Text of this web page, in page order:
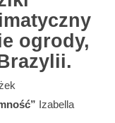
ogrody,
Izabella